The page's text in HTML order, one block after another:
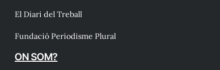
El Diari del Treball
Fundació Periodisme Plural
ON SOM?